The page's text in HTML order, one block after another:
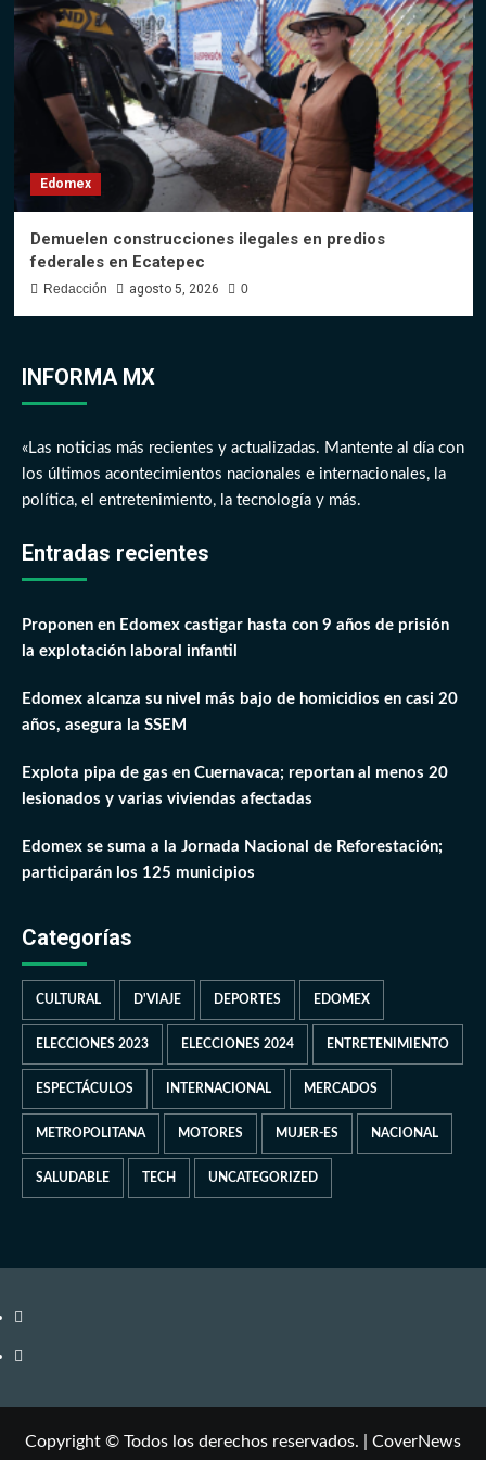
Edomex
Demuelen construcciones ilegales en predios
federales en Ecatepec
Redacción agosto 5, 2026 0
INFORMA MX
«Las noticias más recientes y actualizadas. Mantente al día con
los últimos acontecimientos nacionales e internacionales, la
política, el entretenimiento, la tecnología y más.
Entradas recientes
Proponen en Edomex castigar hasta con 9 años de prisión
la explotación laboral infantil
Edomex alcanza su nivel más bajo de homicidios en casi 20
años, asegura la SSEM
Explota pipa de gas en Cuernavaca; reportan al menos 20
lesionados y varias viviendas afectadas
Edomex se suma a la Jornada Nacional de Reforestación;
participarán los 125 municipios
Categorías
CULTURAL D'VIAJE DEPORTES EDOMEX
ELECCIONES 2023 ELECCIONES 2024 ENTRETENIMIENTO
ESPECTÁCULOS INTERNACIONAL MERCADOS
METROPOLITANA MOTORES MUJER-ES NACIONAL
SALUDABLE TECH UNCATEGORIZED
Copyright © Todos los derechos reservados.
CoverNews